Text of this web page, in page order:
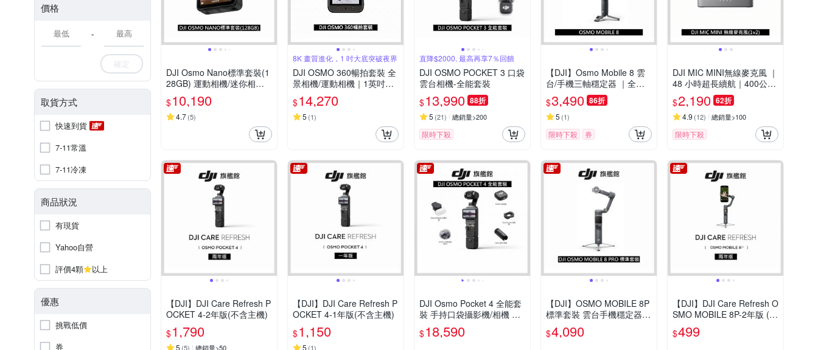
價格
-
確定
取貨方式
快速到貨
7-11常溫
7-11冷凍
商品狀況
有現貨
Yahoo自營
評價4顆
以上
優惠
挑戰低價
券
DJI Osmo Nano標準套裝(1
28GB) 運動相機/迷你相機
｜續航200分｜自帶卡槽
$10,190
4.7(5)
8K 畫質進化，1 吋大底突破夜界
DJI OSMO 360暢拍套裝 全
景相機/運動相機｜1英吋CM
OS｜三電充電盒、隱形自拍
桿
$14,270
5 (1)
直降$2000, 最高再享7％回饋
DJI OSMO POCKET 3 口袋
雲台相機-全能套裝
$13,990 88折
5 (21) 總銷量>200
限時下殺
【DJI】Osmo Mobile 8 雲
台/手機三軸穩定器 ｜全場
景精準跟拍｜內建延長桿腳
架
$3,490 86折
5 (1)
限時下殺 券
DJI MIC MINI無線麥克風 ｜
48 小時超長續航｜400公尺
無線傳輸
$2,190 62折
4.9 (12) 總銷量>100
限時下殺
【DJI】DJI Care Refresh P
OCKET 4-2年版(不含主機)
$1,790
5 (5) 總銷量>50
【DJI】DJI Care Refresh P
OCKET 4-1年版(不含主機)
$1,150
5 (1)
DJI Osmo Pocket 4 全能套
裝 手持口袋攝影機/相機 ｜
旗艦高畫質｜多種底片濾鏡
$18,590
【DJI】OSMO MOBILE 8P
標準套裝 雲台手機穩定器
｜內建延長桿腳架
$4,090
【DJI】DJI Care Refresh O
SMO MOBILE 8P-2年版 (不
含主機)
$499